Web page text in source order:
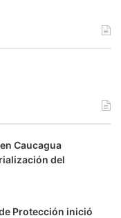
Caucagua
del
Protección inició